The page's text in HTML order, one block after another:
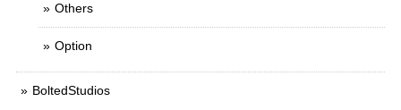
Others
Option
BoltedStudios